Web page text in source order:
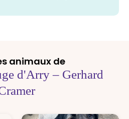
animaux de
d'Arry – Gerhard